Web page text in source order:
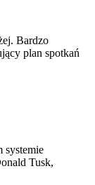
Bardzo
plan spotkań
systemie
Tusk,